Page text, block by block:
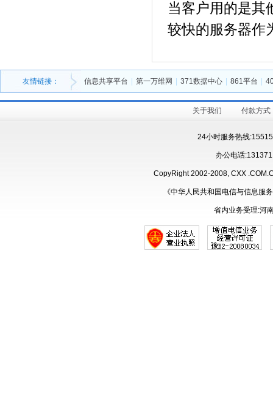
当客户用的是其
较快的服务器作
友情链接： 信息共享平台 第一万维网 371数据中心 861平台
关于我们 付款方式
24小时服务热线
办公电话
CopyRight 2002-2008, CXX
《中华人民共和国电信与信息服
省内业务受理:河